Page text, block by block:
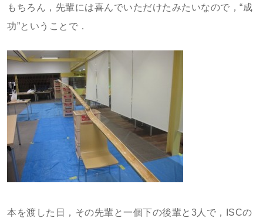
もちろん，先輩には喜んでいただけたみたいなので，“成
功”ということで．
本を渡した日，その先輩と一個下の後輩と3人で，ISCの